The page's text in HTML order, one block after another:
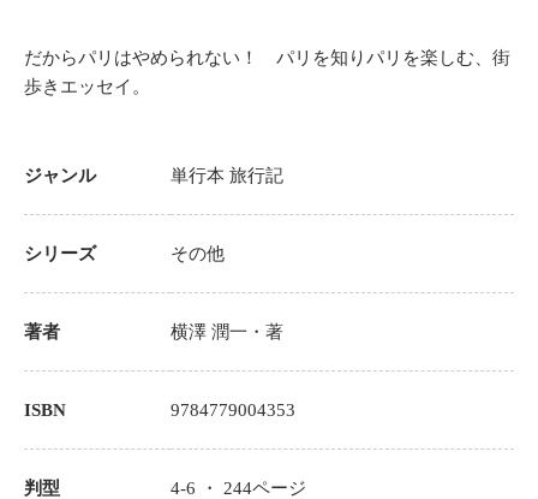
だからパリはやめられない！ パリを知りパリを楽しむ、街
歩きエッセイ。
ジャンル 単行本 旅行記
シリーズ その他
著者 横澤 潤一 ・著
ISBN 9784779004353
判型 4-6 ・ 244ページ